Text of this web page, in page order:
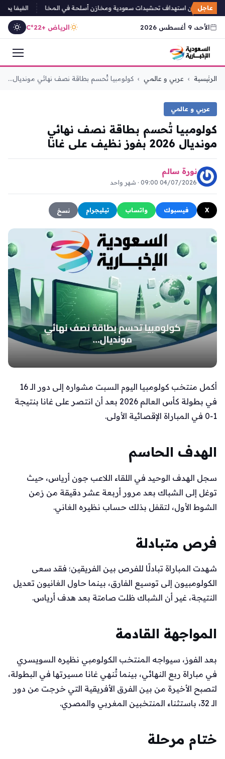
عاجل
يعلنون استهداف تحشيدات سعودية ومخازن أسلحة في المخا الفيفا
الأحد، 9 أغسطس 2026 الرياض +22°C
التجاوز
الرئيسية › عربي و عالمي › كولومبيا تُحسم بطاقة نصف نهائي مونديال...
عربي و عالمي
كولومبيا تُحسم بطاقة نصف نهائي
مونديال 2026 بفوز نظيف على غانا
نورة سالم
04/07/2026 09:00 · شهر واحد
X فيسبوك واتساب تيليجرام نسخ
أكمل منتخب كولومبيا اليوم السبت مشواره إلى دور الـ 16
في بطولة كأس العالم 2026 بعد أن انتصر على غانا بنتيجة
1‑0 في المباراة الإقصائية الأولى.
الهدف الحاسم
سجل الهدف الوحيد في اللقاء اللاعب جون أرياس، حيث
توغل إلى الشباك بعد مرور أربعة عشر دقيقة من زمن
الشوط الأول، لتقفل بذلك حساب نظيره الغاني.
فرص متبادلة
شهدت المباراة تبادلًا للفرص بين الفريقين؛ فقد سعى
الكولومبيون إلى توسيع الفارق، بينما حاول الغانيون تعديل
النتيجة، غير أن الشباك ظلت صامتة بعد هدف أرياس.
المواجهة القادمة
بعد الفوز، سيواجه المنتخب الكولومبي نظيره السويسري
في مباراة ربع النهائي، بينما تُنهي غانا مسيرتها في البطولة،
لتصبح الأخيرة من بين الفرق الأفريقية التي خرجت من دور
الـ 32، باستثناء المنتخبين المغربي والمصري.
ختام مرحلة